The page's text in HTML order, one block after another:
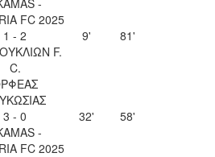
FC 2025
1 - 2
F.
C.
9' 81'
3 - 0
-
FC 2025
32' 58'